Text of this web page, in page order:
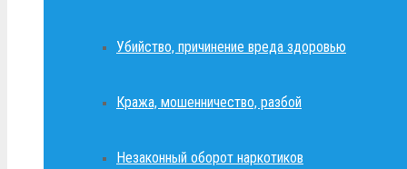
Убийство, причинение вреда здоровью
Кража, мошенничество, разбой
Незаконный оборот наркотиков